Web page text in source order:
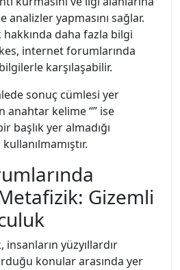
yapmasını sağlar.
daha fazla bilgi
internet forumlarında
karşılaşabilir.
sonuç cümlesi yer
anahtar kelime “” ise
başlık yer almadığı
Gizemli
yüzyıllardır
konular arasında yer